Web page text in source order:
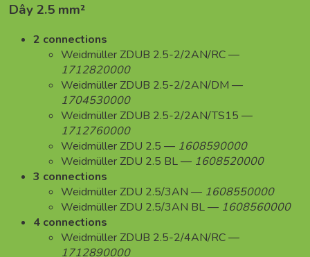
Dây 2.5 mm²
2 connections
Weidmüller ZDUB 2.5-2/2AN/RC —
1712820000
Weidmüller ZDUB 2.5-2/2AN/DM —
1704530000
Weidmüller ZDUB 2.5-2/2AN/TS15 —
1712760000
Weidmüller ZDU 2.5 — 1608590000
Weidmüller ZDU 2.5 BL — 1608520000
3 connections
Weidmüller ZDU 2.5/3AN — 1608550000
Weidmüller ZDU 2.5/3AN BL — 1608560000
4 connections
Weidmüller ZDUB 2.5-2/4AN/RC —
1712890000